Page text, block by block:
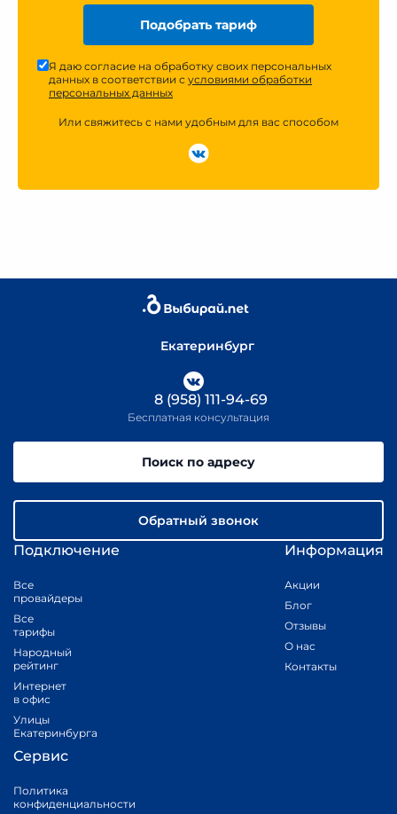
Подобрать тариф
Я даю согласие на обработку своих персональных
данных в соответствии с условиями обработки
персональных данных
Или свяжитесь с нами удобным для вас способом
Екатеринбург
Подключение
Все
провайдеры
Все
тарифы
Народный
рейтинг
Интернет
в офис
Улицы
Екатеринбурга
Информация
Акции
Блог
Отзывы
О нас
Контакты
Сервис
Политика
конфиденциальности
8 (958) 111-94-69
Бесплатная консультация
Поиск по адресу
Обратный звонок